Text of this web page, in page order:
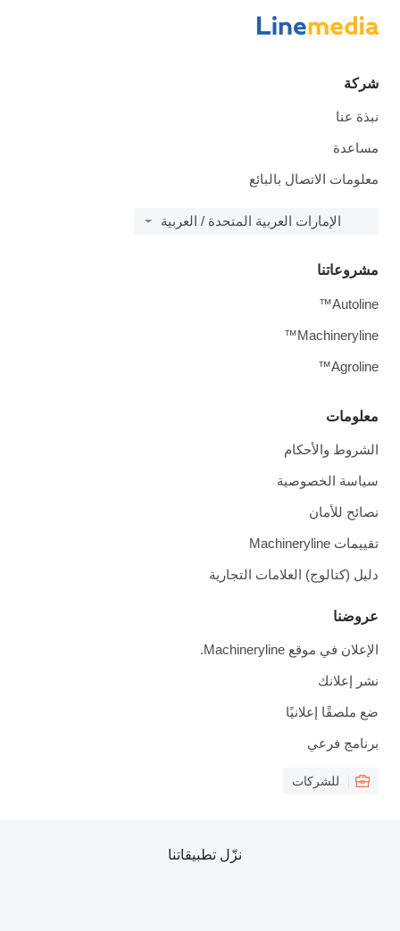
شركة
نبذة عنا
مساعدة
معلومات الاتصال بالبائع
الإمارات العربية المتحدة / العربية
معلومات
الشروط والأحكام
سياسة الخصوصية
نصائح للأمان
تقييمات Machineryline
دليل (كتالوج) العلامات التجارية
عروضنا
الإعلان في موقع Machineryline.
نشر إعلانك
ضع ملصقًا إعلانيًا
برنامج فرعي
للشركات
مشروعاتنا
Autoline™
Machineryline™
Agroline™
نزّل تطبيقاتنا